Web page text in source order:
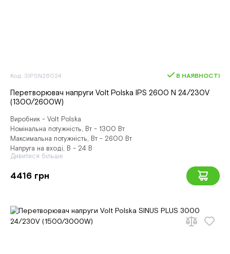
Код: 3IPSN26024 В НАЯВНОСТІ
Перетворювач напруги Volt Polska IPS 2600 N 24/230V
(1300/2600W)
Виробник - Volt Polska
Номінальна потужність, Вт - 1300 Вт
Максимальна потужність, Вт - 2600 Вт
Напруга на вході, В - 24 В
Дивитися більше
4416 грн